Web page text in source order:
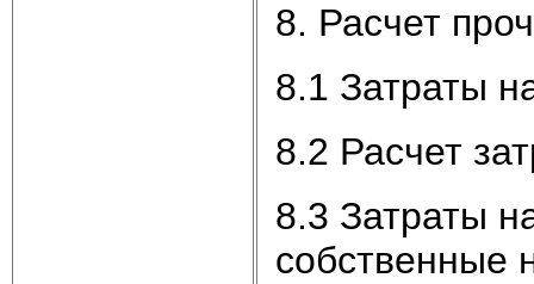
8. Расчет
8.1 Затраты
8.2 Расчет
8.3 Затраты
собственные